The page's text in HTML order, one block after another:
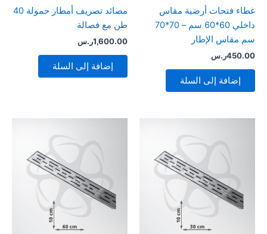
غطاء فتحات أرضية مقاس
داخلي 60*60 سم – 70*70
سم مقاس الإطار
450.00ر.س
إضافة إلى السلة
مصائد تصريف أمطار حمولة 40
طن مع فصالة
1,600.00ر.س
إضافة إلى السلة